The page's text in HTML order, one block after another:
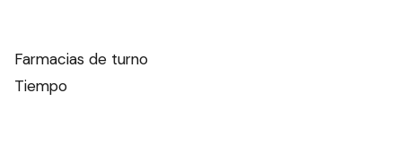
Farmacias de turno
Tiempo